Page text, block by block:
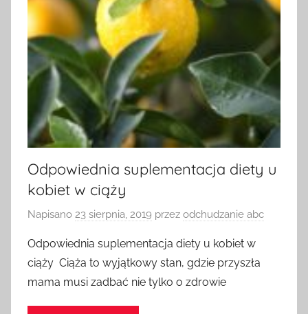
Odpowiednia suplementacja diety u
kobiet w ciąży
Napisano 23 sierpnia, 2019 przez odchudzanie abc
Odpowiednia suplementacja diety u kobiet w
ciąży Ciąża to wyjątkowy stan, gdzie przyszła
mama musi zadbać nie tylko o zdrowie